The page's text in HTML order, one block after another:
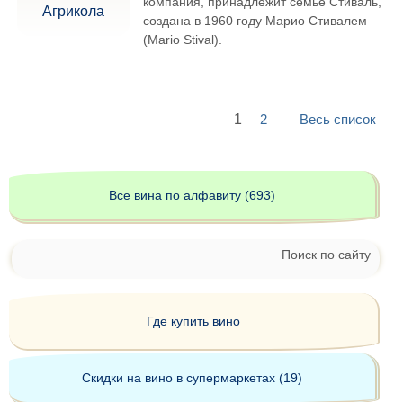
создана в 1960 году Марио Стивалем
(Mario Stival).
1 2 Весь список
Все вина по алфавиту (693)
Поиск по сайту
Где купить вино
Скидки на вино в супермаркетах (19)